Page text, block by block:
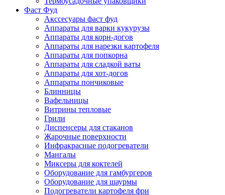
Фаст Фуд
Акссесуары фаст фуд
Аппараты для варки кукурузы
Аппараты для корн-догов
Аппараты для нарезки картофеля
Аппараты для попкорна
Аппараты для сладкой ваты
Аппараты для хот-догов
Аппараты пончиковые
Блинницы
Вафельницы
Витрины тепловые
Грили
Диспенсеры для стаканов
Жарочные поверхности
Инфракрасные подогреватели
Мангалы
Миксеры для коктелей
Оборудование для гамбургеров
Оборудование для шаурмы
Подогреватели картофеля фри